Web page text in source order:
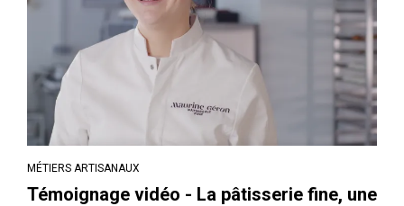
MÉTIERS ARTISANAUX
Témoignage vidéo - La pâtisserie fine, une